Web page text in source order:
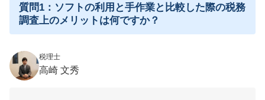
質問1：ソフトの利用と手作業と比較した際の税務
調査上のメリットは何ですか？
税理士
高崎 文秀